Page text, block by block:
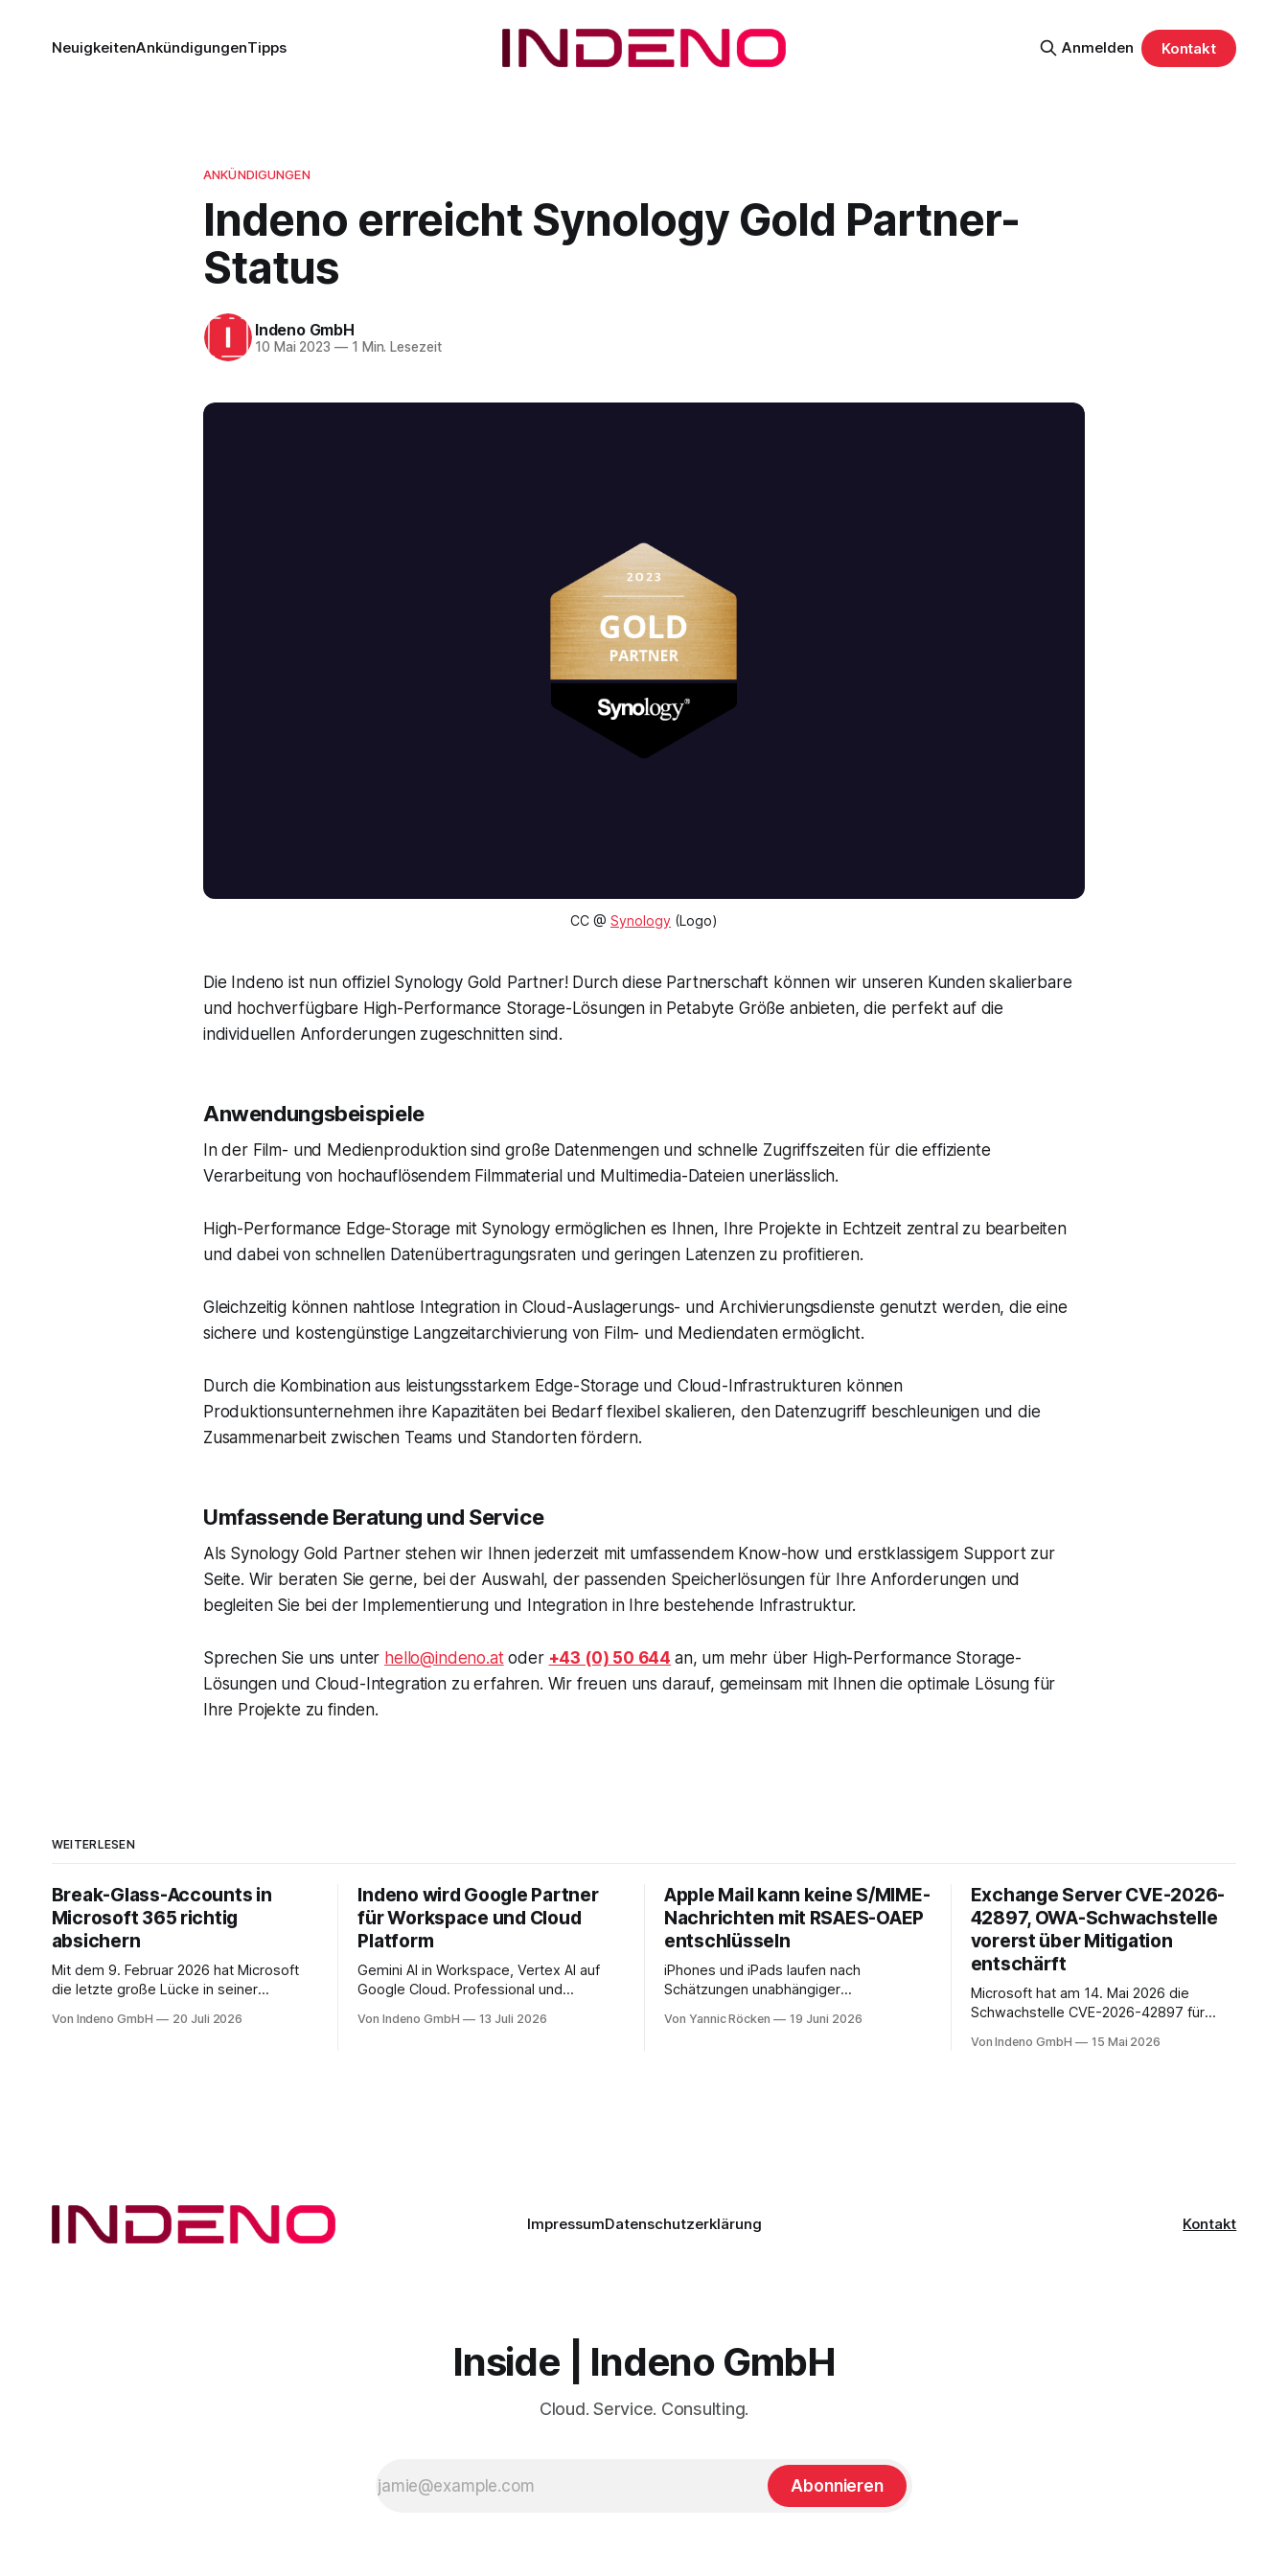
NeuigkeitenAnkündigungenTipps Anmelden Kontakt
ANKÜNDIGUNGEN
Indeno erreicht Synology Gold Partner-
Status
Indeno GmbH
10 Mai 2023 —1 Min. Lesezeit
CC @ Synology (Logo)
Die Indeno ist nun offiziel Synology Gold Partner! Durch diese Partnerschaft können wir unseren Kunden skalierbare
und hochverfügbare High-Performance Storage-Lösungen in Petabyte Größe anbieten, die perfekt auf die
individuellen Anforderungen zugeschnitten sind.
Anwendungsbeispiele
In der Film- und Medienproduktion sind große Datenmengen und schnelle Zugriffszeiten für die effiziente
Verarbeitung von hochauflösendem Filmmaterial und Multimedia-Dateien unerlässlich.
High-Performance Edge-Storage mit Synology ermöglichen es Ihnen, Ihre Projekte in Echtzeit zentral zu bearbeiten
und dabei von schnellen Datenübertragungsraten und geringen Latenzen zu profitieren.
Gleichzeitig können nahtlose Integration in Cloud-Auslagerungs- und Archivierungsdienste genutzt werden, die eine
sichere und kostengünstige Langzeitarchivierung von Film- und Mediendaten ermöglicht.
Durch die Kombination aus leistungsstarkem Edge-Storage und Cloud-Infrastrukturen können
Produktionsunternehmen ihre Kapazitäten bei Bedarf flexibel skalieren, den Datenzugriff beschleunigen und die
Zusammenarbeit zwischen Teams und Standorten fördern.
Umfassende Beratung und Service
Als Synology Gold Partner stehen wir Ihnen jederzeit mit umfassendem Know-how und erstklassigem Support zur
Seite. Wir beraten Sie gerne, bei der Auswahl, der passenden Speicherlösungen für Ihre Anforderungen und
begleiten Sie bei der Implementierung und Integration in Ihre bestehende Infrastruktur.
Sprechen Sie uns unter hello@indeno.atoder +43 (0) 50 644 an, um mehr über High-Performance Storage-
Lösungen und Cloud-Integration zu erfahren. Wir freuen uns darauf, gemeinsam mit Ihnen die optimale Lösung für
Ihre Projekte zu finden.
WEITERLESEN
Break-Glass-Accounts in
Microsoft 365 richtig
absichern
Mit dem 9. Februar 2026 hat Microsoft
die letzte große Lücke in seiner
geschlossen. Seit diesem Datum muss
Von Indeno GmbH 20 Juli 2026
Indeno wird Google Partner
für Workspace und Cloud
Platform
Gemini AI in Workspace, Vertex AI auf
Google Cloud. Professional und
Backup und Migration-as-a-Service für
Von Indeno GmbH 13 Juli 2026
Apple Mail kann keine S/MIME-
Nachrichten mit RSAES-OAEP
entschlüsseln
iPhones und iPads laufen nach
Schätzungen unabhängiger
Milliarden aktiven Geräten. Nach unserer
Von Yannic Röcken 19 Juni 2026
Exchange Server CVE-2026-
42897, OWA-Schwachstelle
vorerst über Mitigation
entschärft
Microsoft hat am 14. Mai 2026 die
Schwachstelle CVE-2026-42897 für
Sie liegt im Outlook-Web-Access-Stack
Von Indeno GmbH 15 Mai 2026
ImpressumDatenschutzerklärung Kontakt
Inside | Indeno GmbH
Cloud. Service. Consulting.
Abonnieren